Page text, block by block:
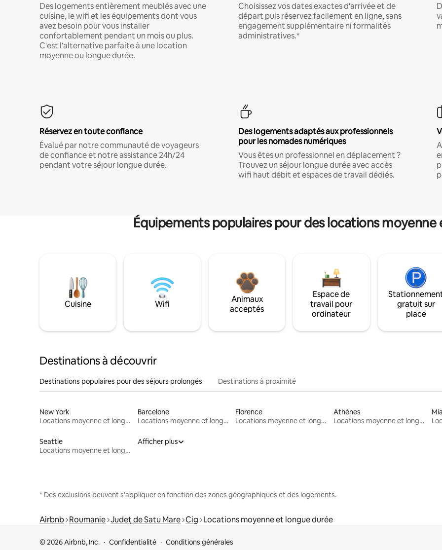
Des logements entièrement meublés avec une
cuisine, le wifi et les équipements dont vous
avez besoin pour vous installer
confortablement pendant un mois ou plus.
C'est l'alternative parfaite à une location
moyenne ou longue durée.
Choisissez vos dates exactes d'arrivée et de
départ puis réservez facilement en ligne, sans
engagement supplémentaire ni formalités
administratives.*
Réservez en toute confiance
Évalué par notre communauté de voyageurs
de confiance et notre assistance 24h/24
pendant votre séjour longue durée.
Des logements adaptés aux professionnels
pour les nomades numériques
Vous êtes un professionnel en déplacement ?
Trouvez un séjour longue durée avec accès
wifi haut débit et espaces de travail dédiés.
Équipements populaires pour des locations
Cuisine Wifi
Animaux
acceptés
Espace de
travail pour
ordinateur
gratuit sur
place
Destinations à découvrir
Destinations populaires pour des séjours prolongés Destinations à proximité
New York
Locations moyenne et longue durée
Barcelone
Locations moyenne et longue durée
Florence
Locations moyenne et longue durée
Athènes
Locations moyenne et longue durée
Seattle
Locations moyenne et longue durée
Afficher plus
* Des exclusions peuvent s'appliquer en fonction des zones géographiques et des logements.
Airbnb Roumanie Județ de Satu Mare Cig Locations moyenne et longue durée
© 2026 Airbnb, Inc. Confidentialité Conditions générales